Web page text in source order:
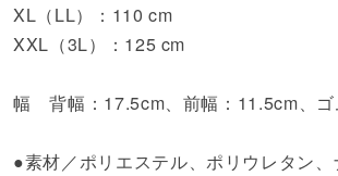
XL（LL）：110 cm
XXL（3L）：125 cm
幅 背幅：17.5cm、前幅：11.5cm、ゴ
●素材／ポリエステル、ポリウレタン、